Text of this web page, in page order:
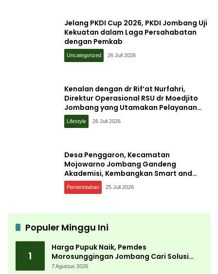
Jelang PKDI Cup 2026, PKDI Jombang Uji
Kekuatan dalam Laga Persahabatan
dengan Pemkab
Uncategorized 26 Juli 2026
Kenalan dengan dr Rif’at Nurfahri,
Direktur Operasional RSU dr Moedjito
Jombang yang Utamakan Pelayanan
Ilmiah
Lifestyle 26 Juli 2026
Desa Penggaron, Kecamatan
Mojowarno Jombang Gandeng
Akademisi, Kembangkan Smart and
Sustainable Village, Ini Tujuannya
Pemerintahan 25 Juli 2026
Populer Minggu Ini
1
Harga Pupuk Naik, Pemdes
Morosunggingan Jombang Cari Solusi
Lewat Kajian Akademik
7 Agustus 2026